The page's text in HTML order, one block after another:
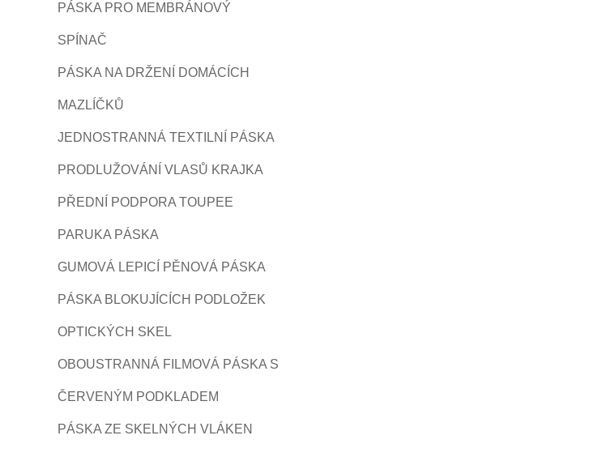
PÁSKA PRO MEMBRÁNOVÝ
SPÍNAČ
PÁSKA NA DRŽENÍ DOMÁCÍCH
MAZLÍČKŮ
JEDNOSTRANNÁ TEXTILNÍ PÁSKA
PRODLUŽOVÁNÍ VLASŮ KRAJKA
PŘEDNÍ PODPORA TOUPEE
PARUKA PÁSKA
GUMOVÁ LEPICÍ PĚNOVÁ PÁSKA
PÁSKA BLOKUJÍCÍCH PODLOŽEK
OPTICKÝCH SKEL
OBOUSTRANNÁ FILMOVÁ PÁSKA S
ČERVENÝM PODKLADEM
PÁSKA ZE SKELNÝCH VLÁKEN